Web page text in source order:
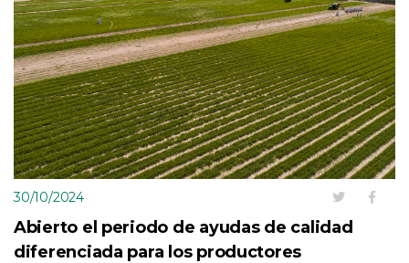
30/10/2024
Abierto el periodo de ayudas de calidad
diferenciada para los productores